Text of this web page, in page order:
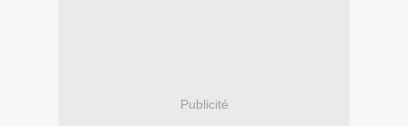
Publicité